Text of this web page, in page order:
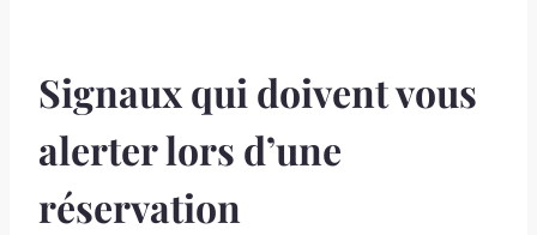
Signaux qui doivent vous
alerter lors d’une
réservation